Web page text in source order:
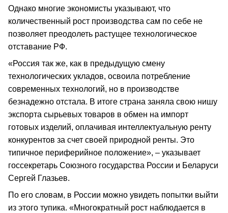
Однако многие экономисты указывают, что
количественный рост производства сам по себе не
позволяет преодолеть растущее технологическое
отставание РФ.
«Россия так же, как в предыдущую смену
технологических укладов, освоила потребление
современных технологий, но в производстве
безнадежно отстала. В итоге страна заняла свою нишу
экспорта сырьевых товаров в обмен на импорт
готовых изделий, оплачивая интеллектуальную ренту
конкурентов за счет своей природной ренты. Это
типичное периферийное положение», – указывает
госсекретарь Союзного государства России и Беларуси
Сергей Глазьев.
По его словам, в России можно увидеть попытки выйти
из этого тупика. «Многократный рост наблюдается в